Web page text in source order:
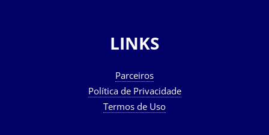
LINKS
Parceiros
Política de Privacidade
Termos de Uso